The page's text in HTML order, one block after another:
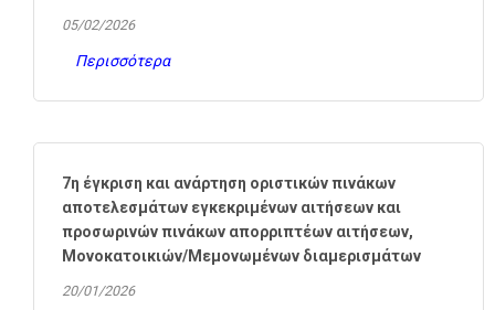
05/02/2026
Περισσότερα
7η έγκριση και ανάρτηση οριστικών πινάκων
αποτελεσμάτων εγκεκριμένων αιτήσεων και
προσωρινών πινάκων απορριπτέων αιτήσεων,
Μονοκατοικιών/Μεμονωμένων διαμερισμάτων
20/01/2026